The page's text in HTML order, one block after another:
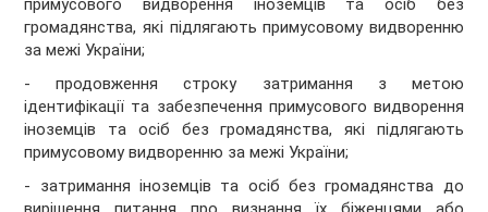
примусового видворення іноземців та осіб без
громадянства, які підлягають примусовому видворенню
за межі України;
- продовження строку затримання з метою
ідентифікації та забезпечення примусового видворення
іноземців та осіб без громадянства, які підлягають
примусовому видворенню за межі України;
- затримання іноземців та осіб без громадянства до